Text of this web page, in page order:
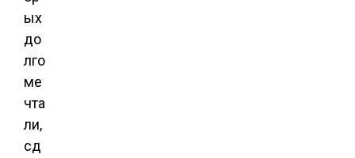
ых
до
лго
ме
чта
ли,
сд